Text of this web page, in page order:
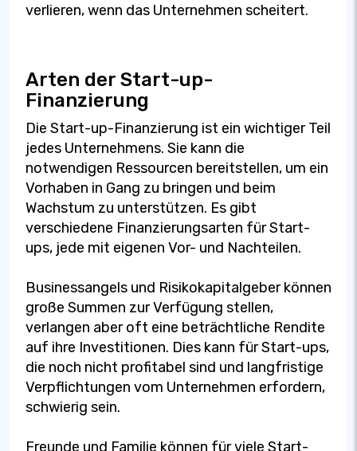
verlieren, wenn das Unternehmen scheitert.
Arten der Start-up-
Finanzierung
Die Start-up-Finanzierung ist ein wichtiger Teil
jedes Unternehmens. Sie kann die
notwendigen Ressourcen bereitstellen, um ein
Vorhaben in Gang zu bringen und beim
Wachstum zu unterstützen. Es gibt
verschiedene Finanzierungsarten für Start-
ups, jede mit eigenen Vor- und Nachteilen.
Businessangels und Risikokapitalgeber können
große Summen zur Verfügung stellen,
verlangen aber oft eine beträchtliche Rendite
auf ihre Investitionen. Dies kann für Start-ups,
die noch nicht profitabel sind und langfristige
Verpflichtungen vom Unternehmen erfordern,
schwierig sein.
Freunde und Familie können für viele Start-